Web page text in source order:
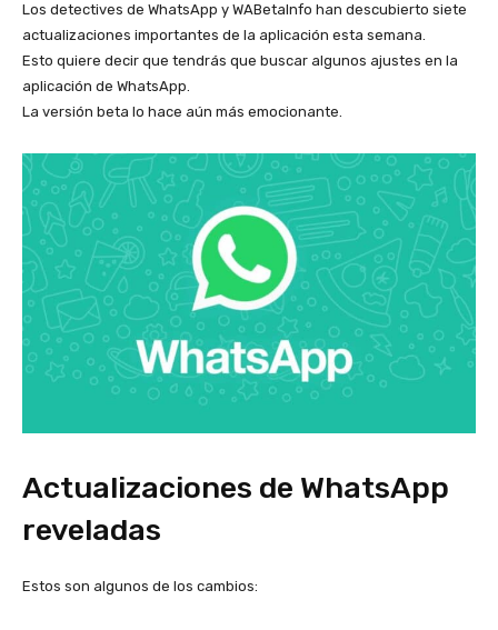
Los detectives de WhatsApp y WABetaInfo han descubierto siete
actualizaciones importantes de la aplicación esta semana.
Esto quiere decir que tendrás que buscar algunos ajustes en la
aplicación de WhatsApp.
La versión beta lo hace aún más emocionante.
Actualizaciones de WhatsApp
reveladas
Estos son algunos de los cambios: